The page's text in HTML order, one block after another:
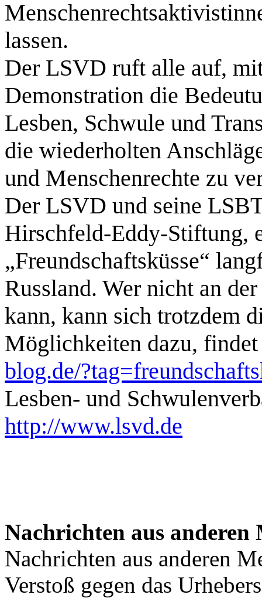
lassen.
Der LSVD ruft alle auf,
Demonstration die
Lesben, Schwule und
die wiederholten
und Menschenrechte zu
Der LSVD und seine
Hirschfeld-Eddy-Stiftung,
„Freundschaftsküsse“
Russland. Wer nicht an
kann, kann sich trotzdem
Möglichkeiten dazu,
blog.de/
Lesben- und
http://www.lsvd.de
Nachrichten aus anderen
Nachrichten aus anderen
Verstoß gegen das